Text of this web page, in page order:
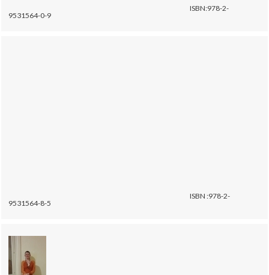
ISBN:978-2-
9531564-0-9
ISBN :978-2-
9531564-8-5